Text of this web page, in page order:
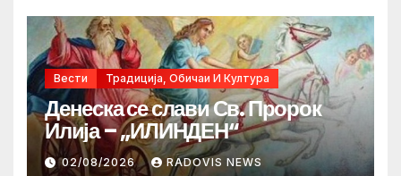
Вести Традиција, Обичаи И Култура
Денеска се слави Св. Пророк
Илија – „ИЛИНДЕН“
02/08/2026 RADOVIS NEWS